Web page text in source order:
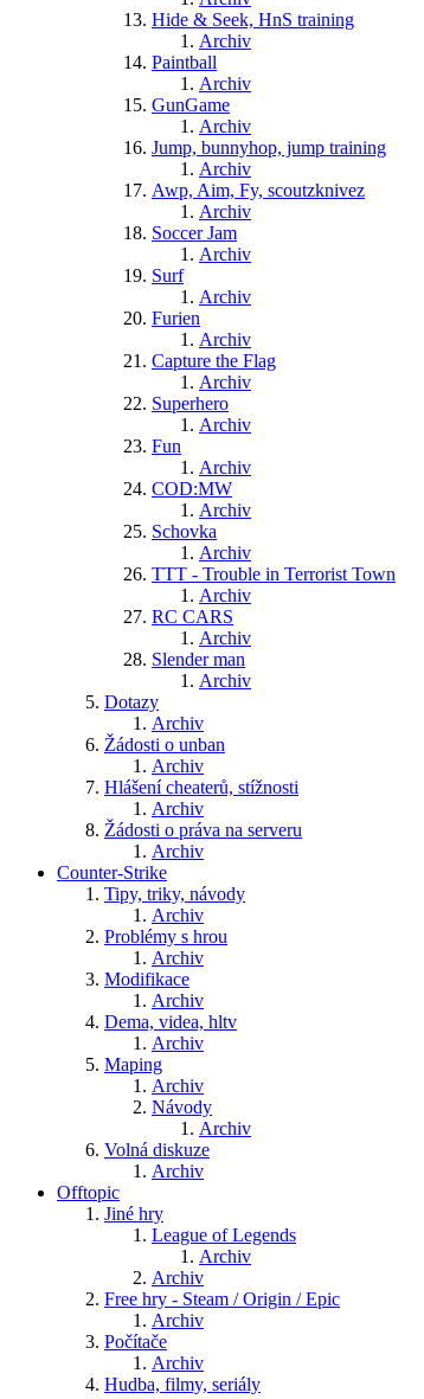
Hide & Seek, HnS training
Archiv
Paintball
Archiv
GunGame
Archiv
Jump, bunnyhop, jump training
Archiv
Awp, Aim, Fy, scoutzknivez
Archiv
Soccer Jam
Archiv
Surf
Archiv
Furien
Archiv
Capture the Flag
Archiv
Superhero
Archiv
Fun
Archiv
COD:MW
Archiv
Schovka
Archiv
TTT - Trouble in Terrorist Town
Archiv
RC CARS
Archiv
Slender man
Archiv
Dotazy
Archiv
Žádosti o unban
Archiv
Hlášení cheaterů, stížnosti
Archiv
Žádosti o práva na serveru
Archiv
Counter-Strike
Tipy, triky, návody
Archiv
Problémy s hrou
Archiv
Modifikace
Archiv
Dema, videa, hltv
Archiv
Maping
Archiv
Návody
Archiv
Volná diskuze
Archiv
Offtopic
Jiné hry
League of Legends
Archiv
Archiv
Free hry - Steam / Origin / Epic
Archiv
Počítače
Archiv
Hudba, filmy, seriály